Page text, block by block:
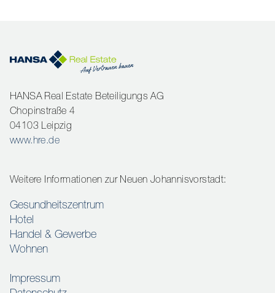
HANSA Real Estate Beteiligungs AG
Chopinstraße 4
04103 Leipzig
www.hre.de
Weitere Informationen zur Neuen Johannisvorstadt:
Gesundheitszentrum
Hotel
Handel & Gewerbe
Wohnen
Impressum